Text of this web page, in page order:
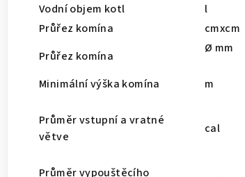
Vodní objem kotl
l
Průřez komína
cmxcm
Průřez komína
Ø mm
Minimální výška komína
m
Průměr vstupní a vratné
větve
cal
Průměr vypouštěcího